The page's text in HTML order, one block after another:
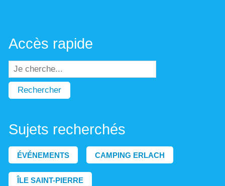
Accès rapide
Rechercher
Sujets recherchés
ÉVÉNEMENTS CAMPING ERLACH
ÎLE SAINT-PIERRE